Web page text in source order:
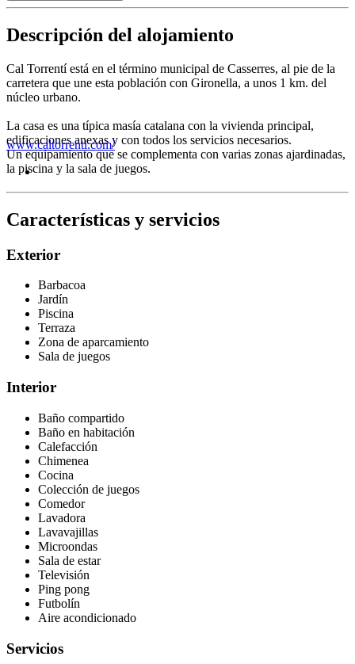
Descripción del alojamiento
Cal Torrentí está en el término municipal de Casserres, al pie de la
carretera que une esta población con Gironella, a unos 1 km. del
núcleo urbano.
La casa es una típica masía catalana con la vivienda principal,
edificaciones anexas y con todos los servicios necesarios.
Un equipamiento que se complementa con varias zonas ajardinadas,
la piscina y la sala de juegos.
www.caltorrenti.com/
Características y servicios
Exterior
Barbacoa
Jardín
Piscina
Terraza
Zona de aparcamiento
Sala de juegos
Interior
Baño compartido
Baño en habitación
Calefacción
Chimenea
Cocina
Colección de juegos
Comedor
Lavadora
Lavavajillas
Microondas
Sala de estar
Televisión
Ping pong
Futbolín
Aire acondicionado
Servicios